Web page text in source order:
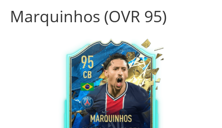
Marquinhos (OVR 95)